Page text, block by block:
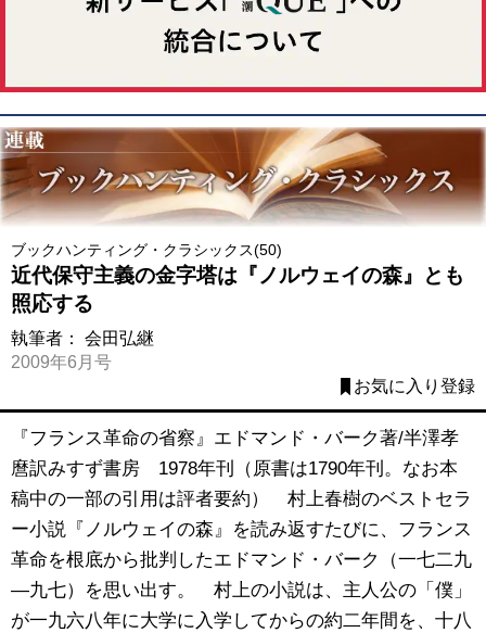
ブックハンティング・クラシックス(50)
近代保守主義の金字塔は『ノルウェイの森』とも
照応する
執筆者： 会田弘継
2009年6月号
お気に入り登録
『フランス革命の省察』エドマンド・バーク著/半澤孝
麿訳みすず書房 1978年刊（原書は1790年刊。なお本
稿中の一部の引用は評者要約） 村上春樹のベストセラ
ー小説『ノルウェイの森』を読み返すたびに、フランス
革命を根底から批判したエドマンド・バーク（一七二九
―九七）を思い出す。 村上の小説は、主人公の「僕」
が一九六八年に大学に入学してからの約二年間を、十八